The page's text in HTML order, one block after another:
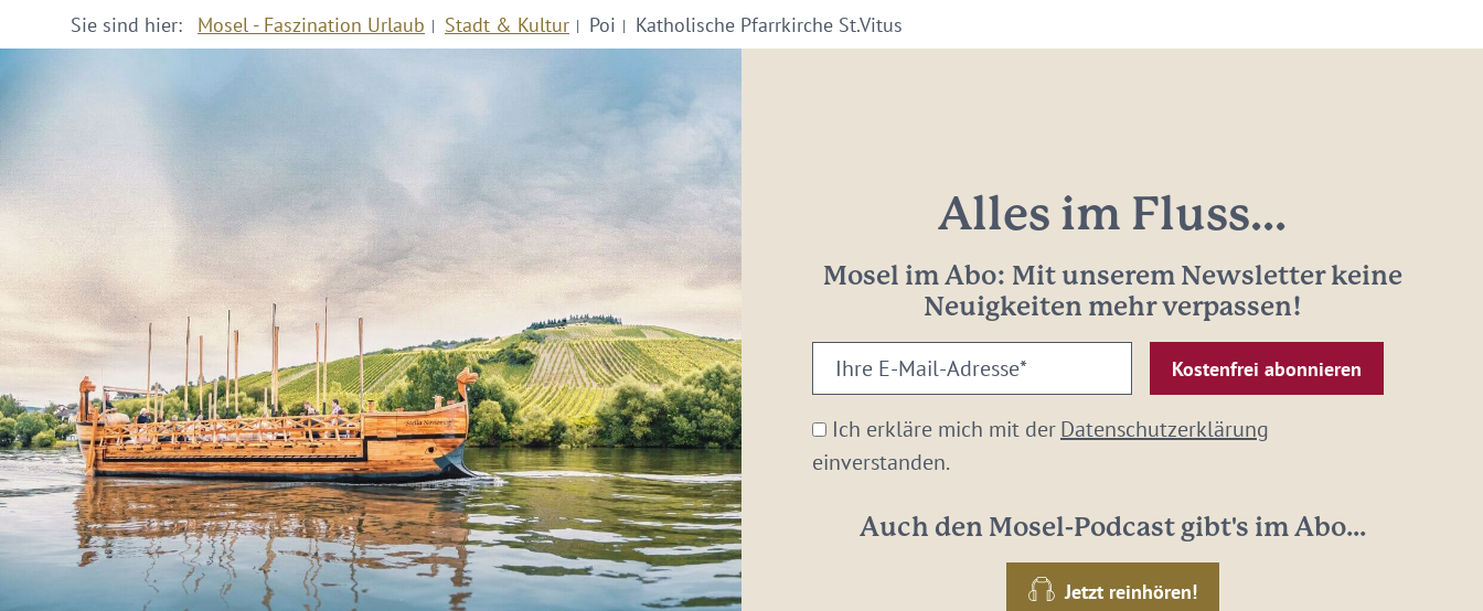
Sie sind hier: Mosel - Faszination Urlaub Stadt & Kultur Poi Katholische Pfarrkirche St.Vitus
Alles im Fluss...
Mosel im Abo: Mit unserem Newsletter keine
Neuigkeiten mehr verpassen!
Ihre
E-
Mail-
Adresse:
Ich erkläre mich mit derDatenschutzerklärung
einverstanden.
Auch den Mosel-Podcast gibt's im Abo...
Jetzt reinhören!